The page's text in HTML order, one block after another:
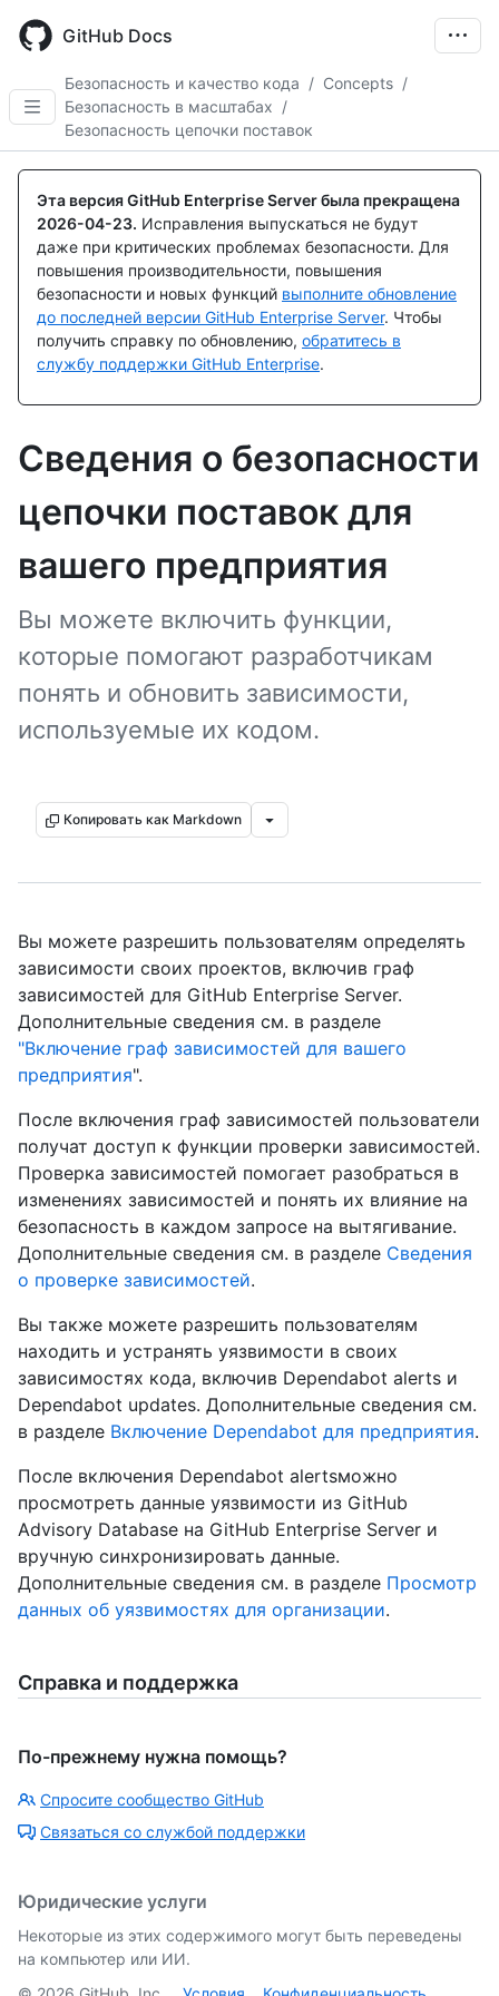
main
GitHub Docs
Безопасность и качество кода / Concepts /
Безопасность в масштабах /
Безопасность цепочки поставок
Эта версия GitHub Enterprise Server была прекращена
2026-04-23. Исправления выпускаться не будут
даже при критических проблемах безопасности. Для
повышения производительности, повышения
безопасности и новых функций выполните обновление
до последней версии GitHub Enterprise Server. Чтобы
получить справку по обновлению, обратитесь в
службу поддержки GitHub Enterprise.
Сведения о безопасности
цепочки поставок для
вашего предприятия
Вы можете включить функции,
которые помогают разработчикам
понять и обновить зависимости,
используемые их кодом.
Копировать как Markdown
Вы можете разрешить пользователям определять
зависимости своих проектов, включив граф
зависимостей для GitHub Enterprise Server.
Дополнительные сведения см. в разделе
"Включение граф зависимостей для вашего
предприятия".
После включения граф зависимостей пользователи
получат доступ к функции проверки зависимостей.
Проверка зависимостей помогает разобраться в
изменениях зависимостей и понять их влияние на
безопасность в каждом запросе на вытягивание.
Дополнительные сведения см. в разделе Сведения
о проверке зависимостей.
Вы также можете разрешить пользователям
находить и устранять уязвимости в своих
зависимостях кода, включив Dependabot alerts и
Dependabot updates. Дополнительные сведения см.
в разделе Включение Dependabot для предприятия.
После включения Dependabot alertsможно
просмотреть данные уязвимости из GitHub
Advisory Database на GitHub Enterprise Server и
вручную синхронизировать данные.
Дополнительные сведения см. в разделе Просмотр
данных об уязвимостях для организации.
Справка и поддержка
По-прежнему нужна помощь?
Спросите сообщество GitHub
Связаться со службой поддержки
Юридические услуги
Некоторые из этих содержимого могут быть переведены
на компьютер или ИИ.